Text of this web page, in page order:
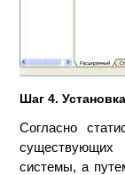
Шаг 4.
Согласно
системы, а